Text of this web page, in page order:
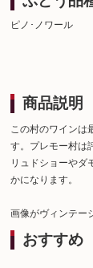
ピノ･ノワール
商品説明
この村のワインは
す。プレモー村は
リュドショーやダ
かになります。
画像がヴィンテー
おすすめ